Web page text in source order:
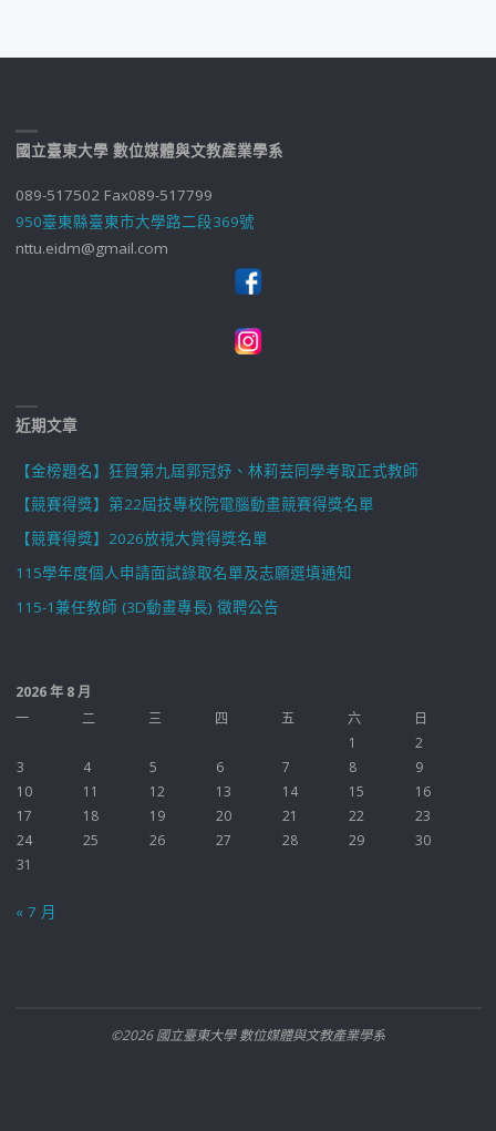
國立臺東大學 數位媒體與文教產業學系
089-517502 Fax089-517799
950臺東縣臺東市大學路二段369號
nttu.eidm@gmail.com
近期文章
【金榜題名】狂賀第九屆郭冠妤、林莉芸同學考取正式教師
【競賽得獎】第22屆技專校院電腦動畫競賽得獎名單
【競賽得獎】2026放視大賞得獎名單
115學年度個人申請面試錄取名單及志願選填通知
115-1兼任教師 (3D動畫專長) 徵聘公告
2026 年 8 月
一
二 三 四 五 六
日
1
2
3
4 5 6 7 8
9
10
11 12 13 14 15
16
17
18 19 20 21 22
23
24
25 26 27 28 29
30
31
« 7 月
©2026 國立臺東大學 數位媒體與文教產業學系